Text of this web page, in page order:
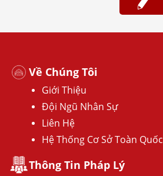
Về Chúng Tôi
Giới Thiệu
Đội Ngũ Nhân Sự
Liên Hệ
Hệ Thống Cơ Sở Toàn Quốc
Thông Tin Pháp Lý